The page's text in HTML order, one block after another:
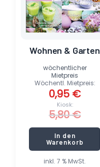
inkl. 7 % MwSt.
Wohnen & Garten
Kiosk:
5,80€
Wöchentl. Mietpreis:
0,95 €
wöchentlicher
Mietpreis
In den
Warenkorb